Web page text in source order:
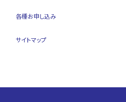
各種お申し込み
サイトマップ